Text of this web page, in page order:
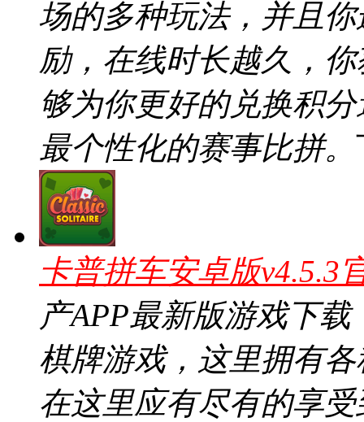
场的多种玩法，并且
励，在线时长越久，
够为你更好的兑换积
最个性化的赛事比拼。
卡普拼车安卓版v4.5.3
产APP最新版游戏下
棋牌游戏，这里拥有
在这里应有尽有的享